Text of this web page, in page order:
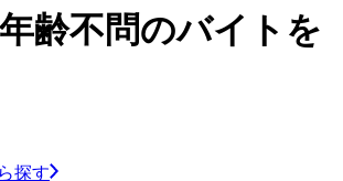
齢不問のバイトを
探す